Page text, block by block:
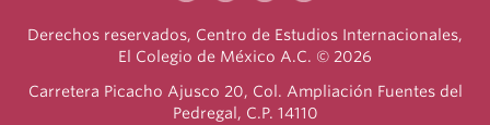
Derechos reservados, Centro de Estudios Internacionales,
El Colegio de México A.C. © 2026
Carretera Picacho Ajusco 20, Col. Ampliación Fuentes del
Pedregal, C.P. 14110